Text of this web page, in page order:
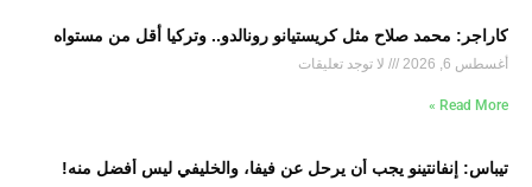
كاراجر: محمد صلاح مثل كريستيانو رونالدو.. وتركيا أقل من مستواه
أغسطس 6, 2026 لا توجد تعليقات
Read More »
تيباس: إنفانتينو يجب أن يرحل عن فيفا، والخليفي ليس أفضل منه!